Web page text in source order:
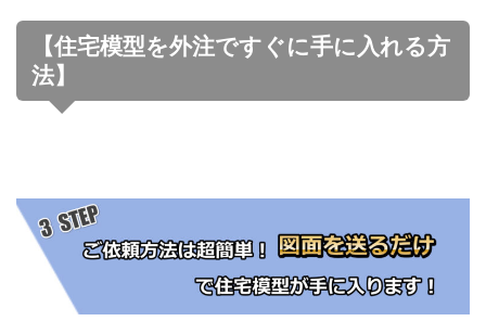
【住宅模型を外注ですぐに手に入れる方
法】